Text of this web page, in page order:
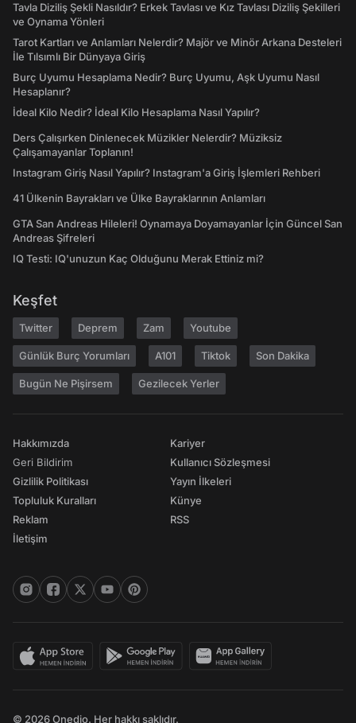
Tavla Diziliş Şekli Nasıldır? Erkek Tavlası ve Kız Tavlası Diziliş Şekilleri
ve Oynama Yönleri
Tarot Kartları ve Anlamları Nelerdir? Majör ve Minör Arkana Desteleri
İle Tılsımlı Bir Dünyaya Giriş
Burç Uyumu Hesaplama Nedir? Burç Uyumu, Aşk Uyumu Nasıl
Hesaplanır?
İdeal Kilo Nedir? İdeal Kilo Hesaplama Nasıl Yapılır?
Ders Çalışırken Dinlenecek Müzikler Nelerdir? Müziksiz
Çalışamayanlar Toplanın!
Instagram Giriş Nasıl Yapılır? Instagram'a Giriş İşlemleri Rehberi
41 Ülkenin Bayrakları ve Ülke Bayraklarının Anlamları
GTA San Andreas Hileleri! Oynamaya Doyamayanlar İçin Güncel San
Andreas Şifreleri
IQ Testi: IQ'unuzun Kaç Olduğunu Merak Ettiniz mi?
Keşfet
Twitter Deprem Zam Youtube
Günlük Burç Yorumları A101 Tiktok Son Dakika
Bugün Ne Pişirsem Gezilecek Yerler
Hakkımızda
Geri Bildirim
Gizlilik Politikası
Topluluk Kuralları
Reklam
İletişim
Kariyer
Kullanıcı Sözleşmesi
Yayın İlkeleri
Künye
RSS
© 2026 Onedio. Her hakkı saklıdır.